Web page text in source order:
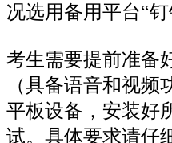
况选用备用平台“钉
考生需要提前准备
（具备语音和视频
平板设备，安装好
试。具体要求请仔